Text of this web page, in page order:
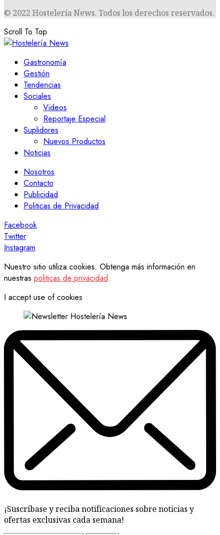
© 2022 Hostelería News. Todos los derechos reservados.
Scroll To Top
Gastronomía
Gestión
Tendencias
Sociales
Videos
Reportaje Especial
Suplidores
Nuevos Productos
Noticias
Nosotros
Contacto
Publicidad
Politicas de Privacidad
Facebook
Twitter
Instagram
Nuestro sitio utiliza cookies. Obtenga más información en
nuestras politicas de privacidad.
I accept use of cookies
¡Suscríbase y reciba notificaciones sobre noticias y
ofertas exclusivas cada semana!